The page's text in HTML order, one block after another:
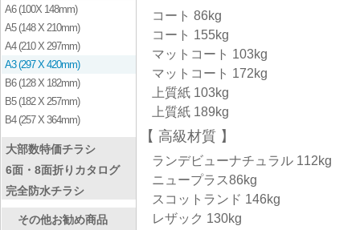
A6 (100X 148mm)
A5 (148 X 210mm)
A4 (210 X 297mm)
A3 (297 X 420mm)
B6 (128 X 182mm)
B5 (182 X 257mm)
B4 (257 X 364mm)
大部数特価チラシ
6面・8面折りカタログ
完全防水チラシ
その他お勧め商品
コート 86kg
コート 155kg
マットコート 103kg
マットコート 172kg
上質紙 103kg
上質紙 189kg
高級材質
ランデビューナチュラル 112kg
ニュープラス86kg
スコットランド 146kg
レザック 130kg